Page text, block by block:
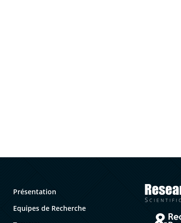
Présentation
Equipes de Recherche